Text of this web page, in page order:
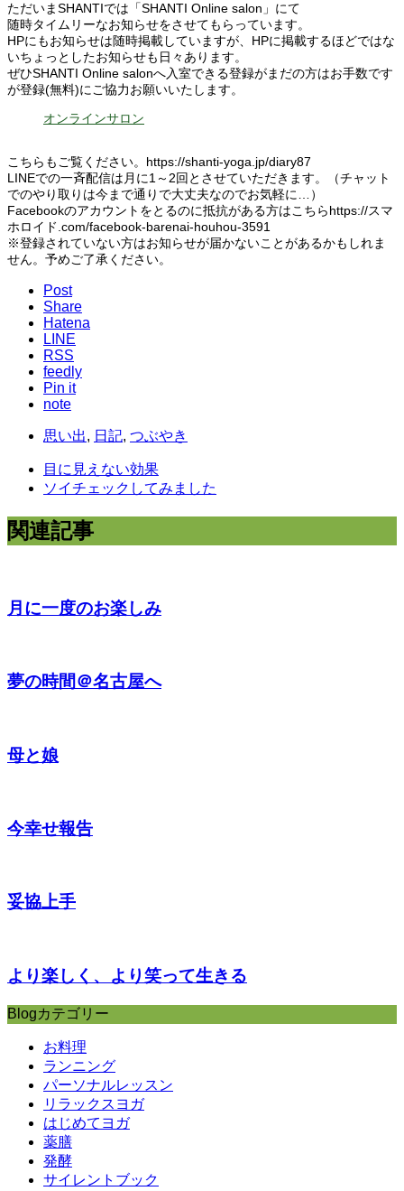
ただいまSHANTIでは「SHANTI Online salon」にて
随時タイムリーなお知らせをさせてもらっています。
HPにもお知らせは随時掲載していますが、HPに掲載するほどではな
いちょっとしたお知らせも日々あります。
ぜひSHANTI Online salonへ入室できる登録がまだの方はお手数です
が登録(無料)にご協力お願いいたします。
オンラインサロン
こちらもご覧ください。https://shanti-yoga.jp/diary87
LINEでの一斉配信は月に1～2回とさせていただきます。（チャット
でのやり取りは今まで通りで大丈夫なのでお気軽に…）
Facebookのアカウントをとるのに抵抗がある方はこちらhttps://スマ
ホロイド.com/facebook-barenai-houhou-3591
※登録されていない方はお知らせが届かないことがあるかもしれま
せん。予めご了承ください。
Post
Share
Hatena
LINE
RSS
feedly
Pin it
note
思い出, 日記, つぶやき
目に見えない効果
ソイチェックしてみました
関連記事
月に一度のお楽しみ
夢の時間＠名古屋へ
母と娘
今幸せ報告
妥協上手
より楽しく、より笑って生きる
Blogカテゴリー
お料理
ランニング
パーソナルレッスン
リラックスヨガ
はじめてヨガ
薬膳
発酵
サイレントブック